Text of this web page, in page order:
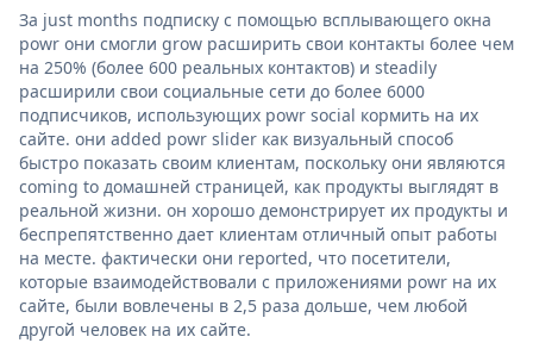
За just months подписку с помощью всплывающего окна
powr они смогли grow расширить свои контакты более чем
на 250% (более 600 реальных контактов) и steadily
расширили свои социальные сети до более 6000
подписчиков, использующих powr social кормить на их
сайте. они added powr slider как визуальный способ
быстро показать своим клиентам, поскольку они являются
coming to домашней страницей, как продукты выглядят в
реальной жизни. он хорошо демонстрирует их продукты и
беспрепятственно дает клиентам отличный опыт работы
на месте. фактически они reported, что посетители,
которые взаимодействовали с приложениями powr на их
сайте, были вовлечены в 2,5 раза дольше, чем любой
другой человек на их сайте.